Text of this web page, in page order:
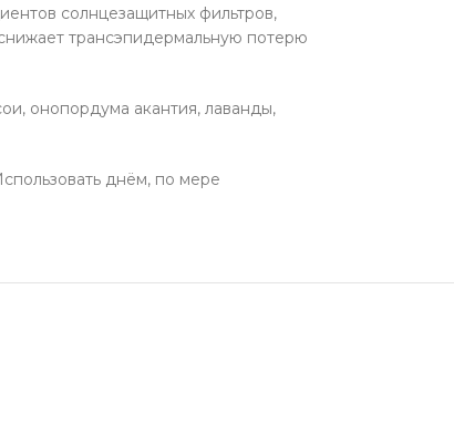
солнцезащитных фильтров,
трансэпидермальную потерю
онопордума акантия, лаванды,
днём, по мере